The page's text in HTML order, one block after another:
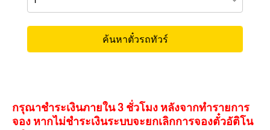
กรุณาชำระเงินภายใน 3 ชั่วโมง หลังจากทำรายการ
จอง หากไม่ชำระเงินระบบจะยกเลิกการจองตั๋วอัติโน